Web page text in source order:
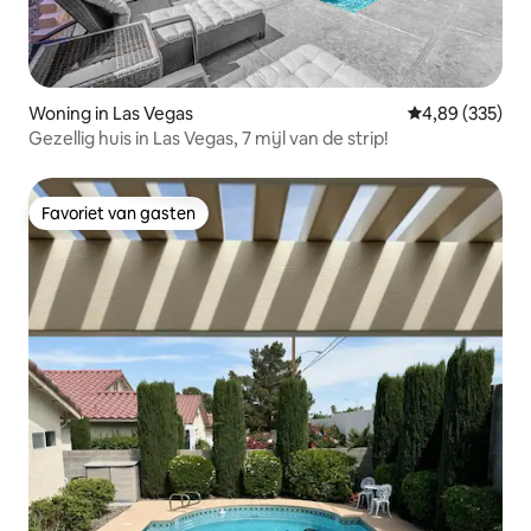
Woning in Las Vegas Gemiddelde
4,89 (335)
Gezellig huis in Las Vegas, 7 mijl van de strip!
Favoriet van gasten
Favoriet van gasten